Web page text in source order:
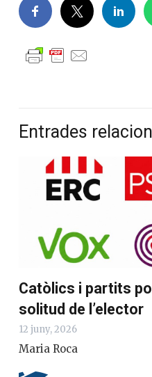
Entrades
Catòlics i partits
solitud de l’elector
12 juny, 2026
Maria Roca